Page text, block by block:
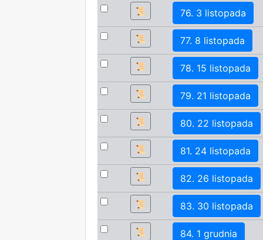
📜 76. 3 listopada
📜 77. 8 listopada
📜 78. 15 listopada
📜 79. 21 listopada
📜 80. 22 listopada
📜 81. 24 listopada
📜 82. 26 listopada
📜 83. 30 listopada
📜 84. 1 grudnia